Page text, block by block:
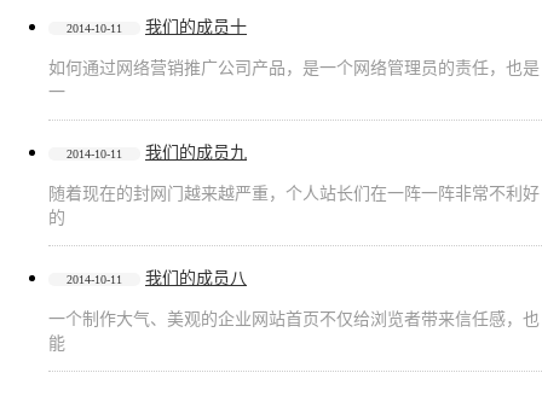
2014-10-11 我们的成员十
如何通过网络营销推广公司产品，是一个网络管理员的责任，也是
一
2014-10-11 我们的成员九
随着现在的封网门越来越严重，个人站长们在一阵一阵非常不利好
的
2014-10-11 我们的成员八
一个制作大气、美观的企业网站首页不仅给浏览者带来信任感，也
能